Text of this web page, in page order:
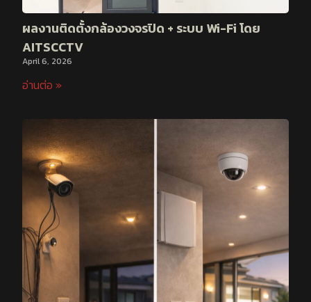
ผลงานติดตั้งกล้องวงจรปิด + ระบบ Wi-Fi โดย
AITSCCTV
April 6, 2026
อ่านต่อ »